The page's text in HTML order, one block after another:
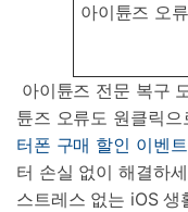
아이튠즈 오
아이튠즈 전문 복구
튠즈 오류도 원클릭
터폰 구매 할인 이벤트
터 손실 없이 해결하
스트레스 없는 iOS 생